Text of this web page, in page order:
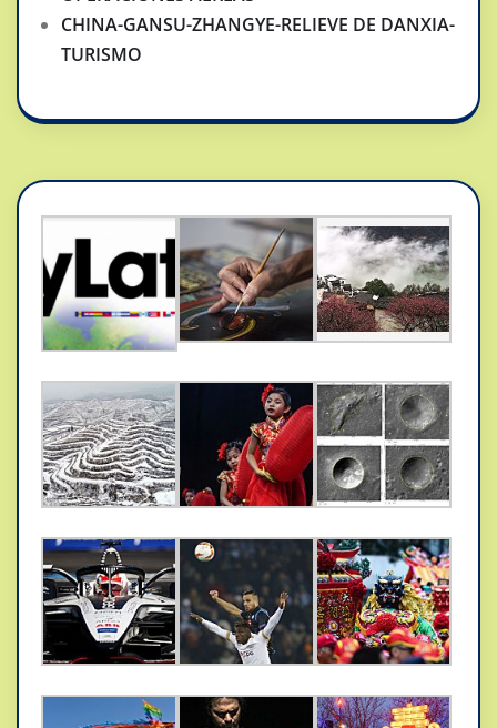
CHINA-GANSU-ZHANGYE-RELIEVE DE DANXIA-
TURISMO